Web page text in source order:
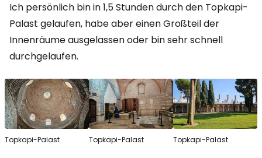
Ich persönlich bin in 1,5 Stunden durch den Topkapi-
Palast gelaufen, habe aber einen Großteil der
Innenräume ausgelassen oder bin sehr schnell
durchgelaufen.
Topkapi-Palast Topkapi-Palast Topkapi-Palast